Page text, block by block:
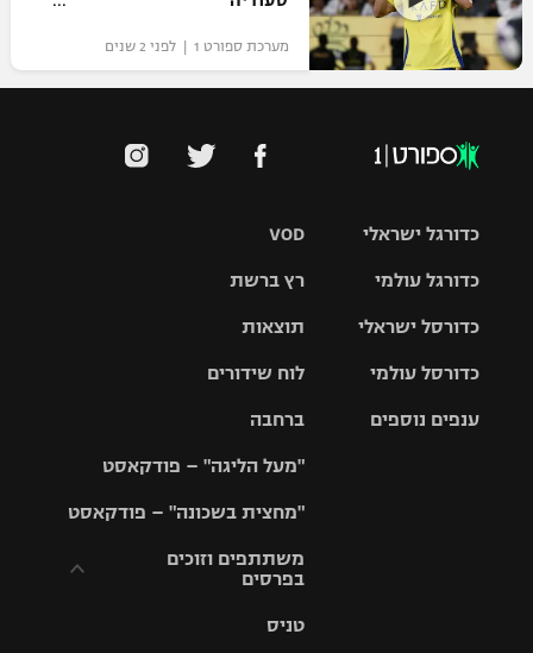
מערכת ספורט 1 | לפני 2 שנים
VOD
רץ ברשת
תוצאות
לוח שידורים
ברחבה
"מעל הליגה" – פודקאסט
"מחצית בשכונה" – פודקאסט
משתתפים וזוכים
בפרסים
טניס
כדורגל ישראלי
גביע הטוטו
כדורגל עולמי
האלופות
ליגה
כדורסל ישראלי
סל
כדורסל עולמי
ענפים נוספים